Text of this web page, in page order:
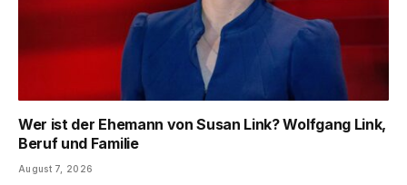
Wer ist der Ehemann von Susan Link? Wolfgang Link,
Beruf und Familie
August 7, 2026